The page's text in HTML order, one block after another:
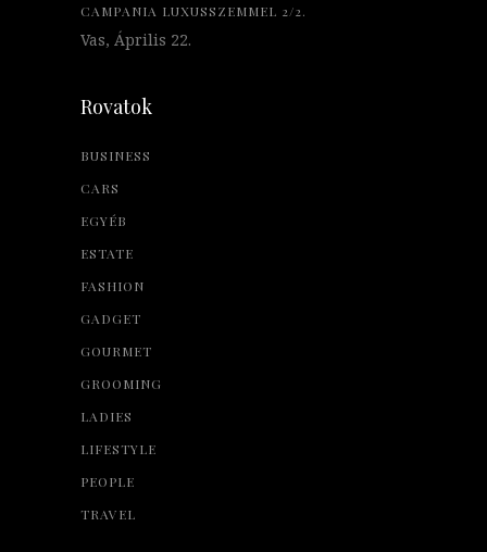
CAMPANIA LUXUSSZEMMEL 2/2.
Vas, Április 22.
Rovatok
BUSINESS
CARS
EGYÉB
ESTATE
FASHION
GADGET
GOURMET
GROOMING
LADIES
LIFESTYLE
PEOPLE
TRAVEL